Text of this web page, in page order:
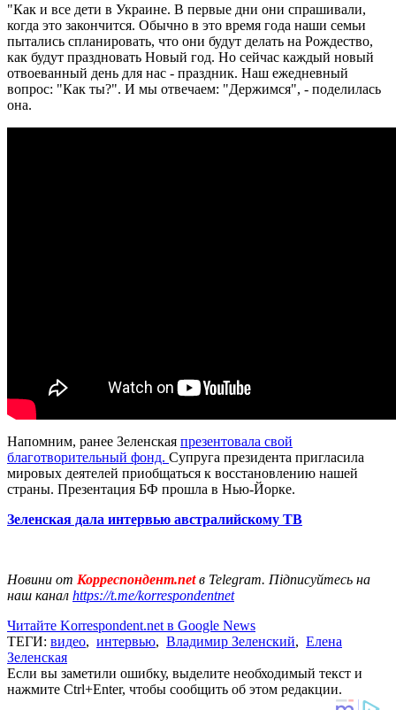
"Как и все дети в Украине. В первые дни они спрашивали,
когда это закончится. Обычно в это время года наши семьи
пытались спланировать, что они будут делать на Рождество,
как будут праздновать Новый год. Но сейчас каждый новый
отвоеванный день для нас - праздник. Наш ежедневный
вопрос: "Как ты?". И мы отвечаем: "Держимся", - поделилась
она.
Напомним, ранее Зеленская презентовала свой
благотворительный фонд. Супруга президента пригласила
мировых деятелей приобщаться к восстановлению нашей
страны. Презентация БФ прошла в Нью-Йорке.
Зеленская дала интервью австралийскому ТВ
Новини от Корреспондент.netв Telegram. Підписуйтесь на
наш канал https://t.me/korrespondentnet
Читайте Korrespondent.net в Google News
ТЕГИ: видео, интервью, Владимир Зеленский, Елена
Зеленская
Если вы заметили ошибку, выделите необходимый текст и
нажмите Ctrl+Enter, чтобы сообщить об этом редакции.